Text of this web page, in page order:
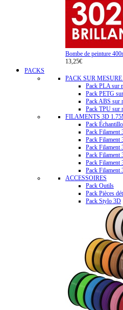
Bombe de peinture
13,25€
PACKS
PACK SUR
Pack PLA sur
Pack PETG
Pack ABS sur
Pack TPU sur
FILAMENTS 3D
Pack
Pack Filament
Pack Filament
Pack Filament
Pack Filament
Pack Filament
Pack Filament
ACCESSOIRES
Pack Outils
Pack Pièces
Pack Stylo 3D